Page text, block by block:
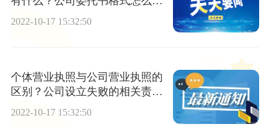
2022-10-17 15:32:50
个体营业执照与公司营业执照的
区别？公司设立失败的相关责任
2022-10-17 15:32:50